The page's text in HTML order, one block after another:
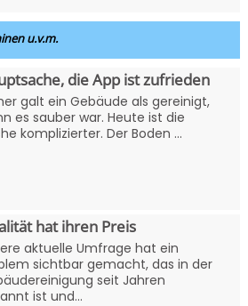
u.v.m.
die App ist zufrieden
galt ein Gebäude als gereinigt,
es sauber war. Heute ist die
komplizierter. Der Boden ...
hat ihren Preis
aktuelle Umfrage hat ein
sichtbar gemacht, das in der
seit Jahren
ist und...